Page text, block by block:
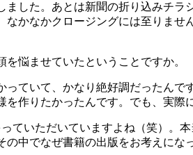
した。あとは新聞の折り込みチ
かなかクロージングには至りま
悩ませていたということですか。
ていて、かなり絶好調だったん
作りたかったんです。でも、実際
ていただいていますよね（笑）
中でなぜ書籍の出版をお考えにな